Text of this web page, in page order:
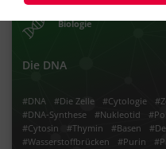
Biologie
Die DNA
#DNA #Die Zelle #Cytologie
#DNA-Synthese
#Nukleotid
#Cytosin
#Thymin #Basen
#Wasserstoffbrücken
#Purin